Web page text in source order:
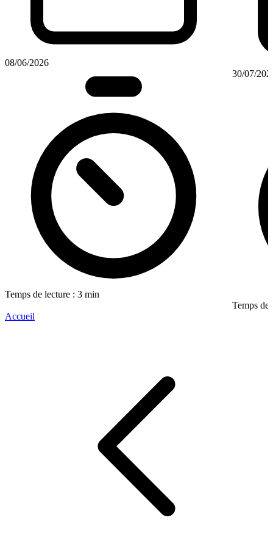
08/06/2026
Temps de lecture : 3 min
30/07/
Temps de
Accueil